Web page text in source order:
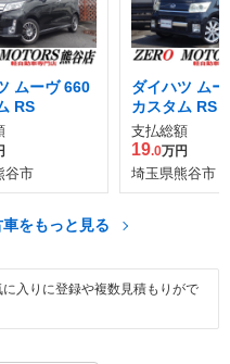
ムーヴ 660
RS
谷市
ダイハツ ム
カスタム RS
支払総額
19.0万円
埼玉県熊谷市
をもっと見る
入りに登録や複数見積もりがで